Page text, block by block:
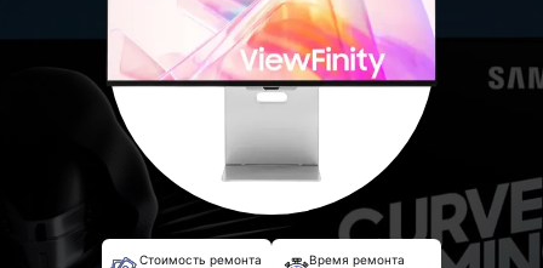
Стоимость ремонта Время ремонта